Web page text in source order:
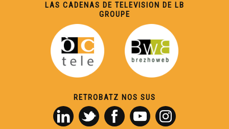
LAS CADENAS DE TELEVISION DE LB
GROUPE
RETROBATZ NOS SUS